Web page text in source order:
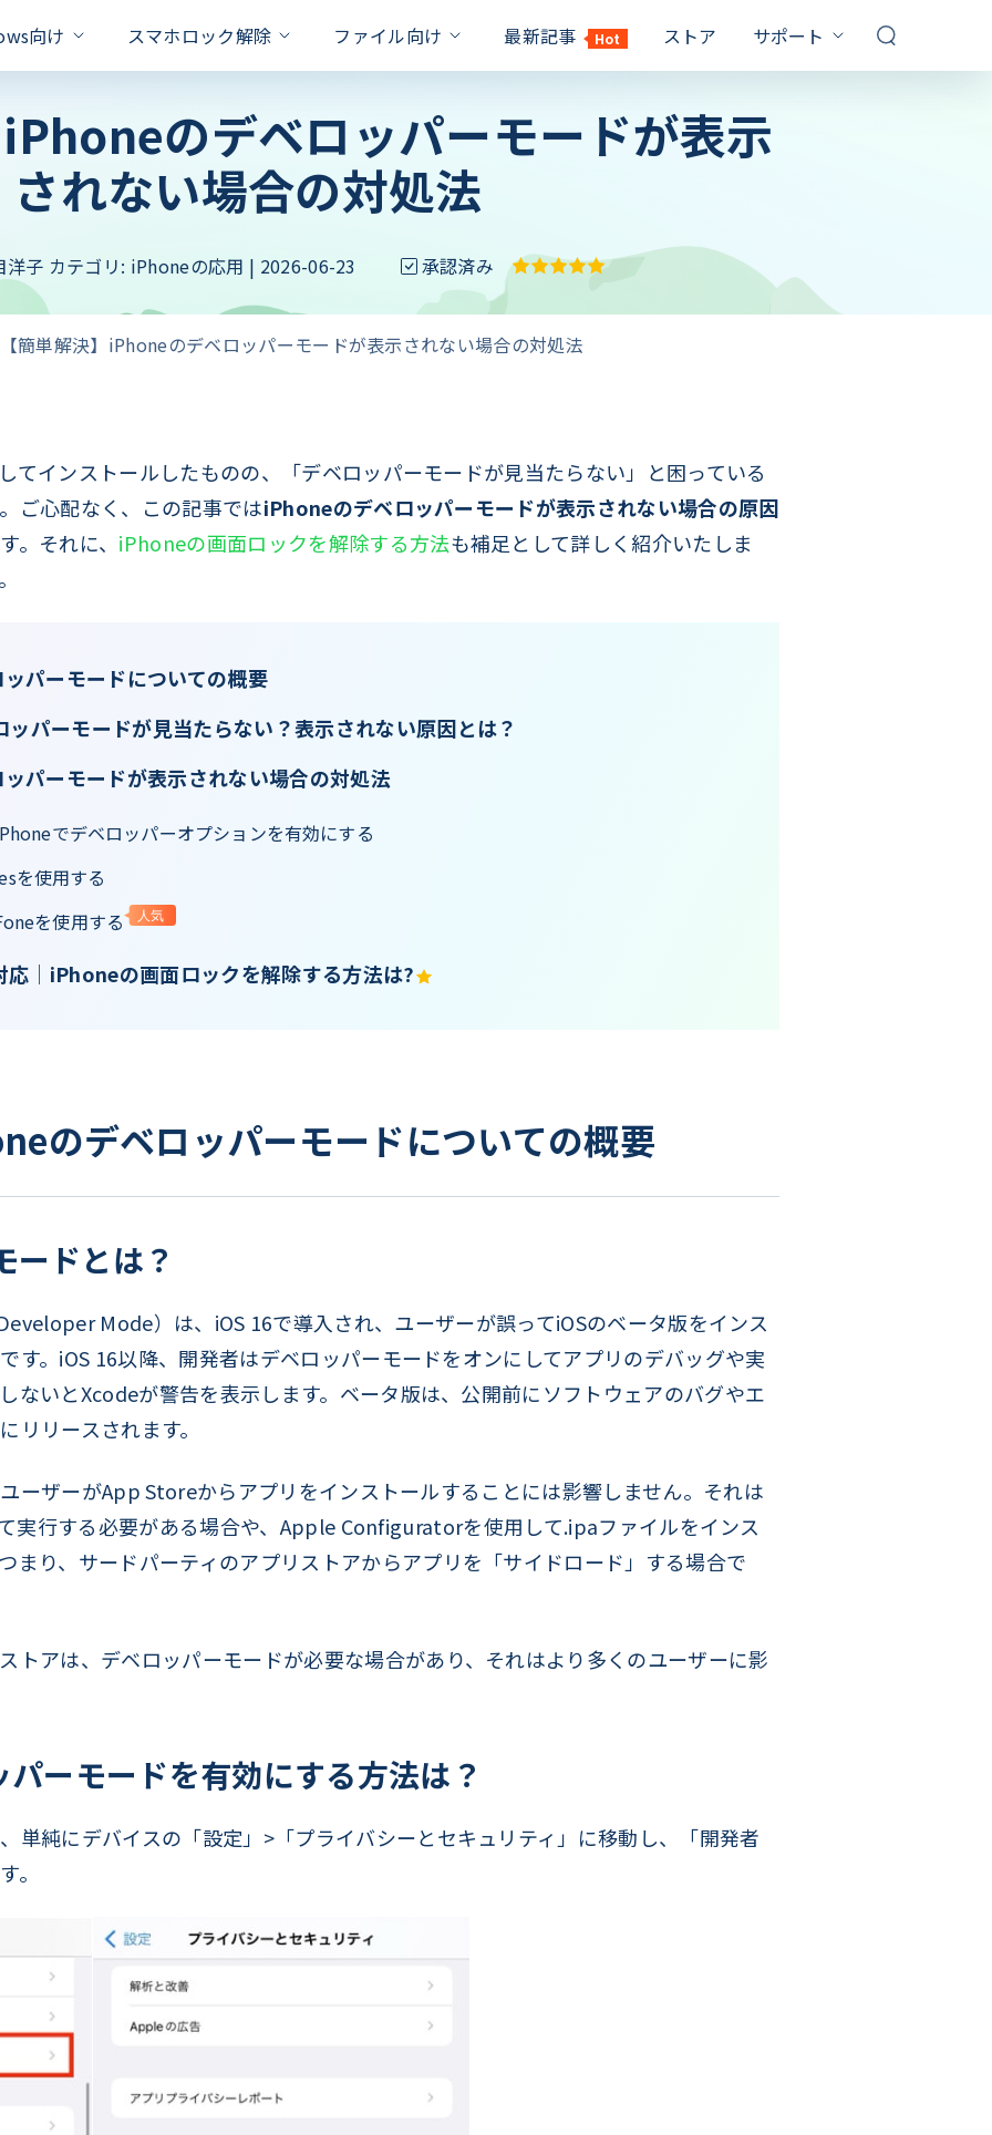
向け
PassFab Duplicate File Deleter
重複ファイルを検出と削除
を
システムを安全かつ迅速に移行
iSOをUSB/CD/DVDに書き込む
対策
Windows7 パスワード 解除
Windows10 再 起動 終わら ない
スマホロック解除
Unlock
Hot
IDを数秒でロック解除
ク/SamsungFRPロックを解除
Unlock
されている全てのパスワードを
対策
iPhone 画面 ロック 解除
Android ロック解除 裏ワザ
Android パスワード 忘れた
処法
ファイル向け
即座に削除
PassFab for RAR
パスワードで保護されたRARファイルを解除
ックを簡単に解除 パワーポイントパスワードの回復を保証
PassFab for ZIP
対策
確認
最新記事 Hot ストア サポート
FQAs & 技術サポート
お問い合わせ
1000 以上の対策
YouTubeガイド
ビデオ説明ガイド
のデベロッパーモードが表示
されない場合の対処法
洋子 カテゴリ: iPhoneの応用 | 2026-06-23 承認済み
【簡単解決】iPhoneのデベロッパーモードが表示されない場合の対処法
てインストールしたものの、「デベロッパーモードが見当たらない」と困っている
ご心配なく、この記事ではiPhoneのデベロッパーモードが表示されない場合の原因
。それに、 iPhoneの画面ロックを解除する方法も補足として詳しく紹介いたしま
パーモードについての概要
パーモードが見当たらない？表示されない原因とは？
パーモードが表示されない場合の対処法
でデベロッパーオプションを有効にする
を使用する
を使用する
人気
応│iPhoneの画面ロックを解除する方法は?
のデベロッパーモードについての概要
ードとは？
Mode）は、iOS 16で導入され、ユーザーが誤ってiOSのベータ版をインス
す。iOS 16以降、開発者はデベロッパーモードをオンにしてアプリのデバッグや実
ないとXcodeが警告を表示します。ベータ版は、公開前にソフトウェアのバグやエ
リリースされます。
ーザーがApp Storeからアプリをインストールすることには影響しません。それは
実行する必要がある場合や、Apple Configuratorを使用して.ipaファイルをインス
まり、サードパーティのアプリストアからアプリを「サイドロード」する場合で
トアは、デベロッパーモードが必要な場合があり、それはより多くのユーザーに影
ーモードを有効にする方法は？
単純にデバイスの「設定」>「プライバシーとセキュリティ」に移動し、「開発者
。